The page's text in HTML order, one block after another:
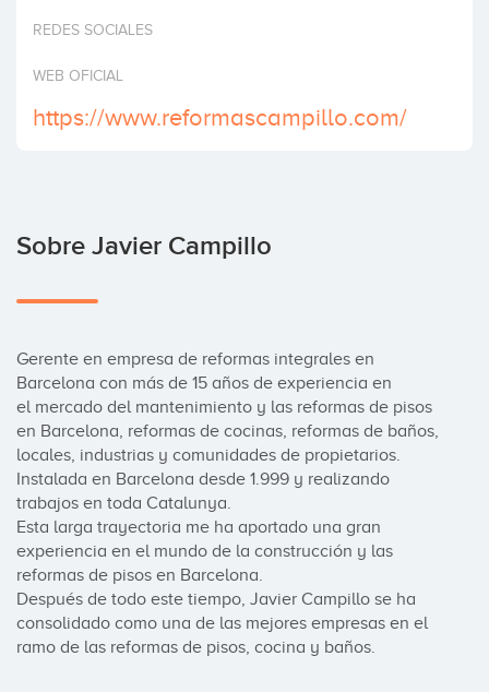
Invertir
REDES SOCIALES
WEB OFICIAL
https://www.reformascampillo.com/
Sobre Javier Campillo
Gerente en empresa de reformas integrales en
Barcelona con más de 15 años de experiencia en
el mercado del mantenimiento y las reformas de pisos
en Barcelona, reformas de cocinas, reformas de baños,
locales, industrias y comunidades de propietarios.
Instalada en Barcelona desde 1.999 y realizando
trabajos en toda Catalunya.
Esta larga trayectoria me ha aportado una gran
experiencia en el mundo de la construcción y las
reformas de pisos en Barcelona.
Después de todo este tiempo, Javier Campillo se ha
consolidado como una de las mejores empresas en el
ramo de las reformas de pisos, cocina y baños.